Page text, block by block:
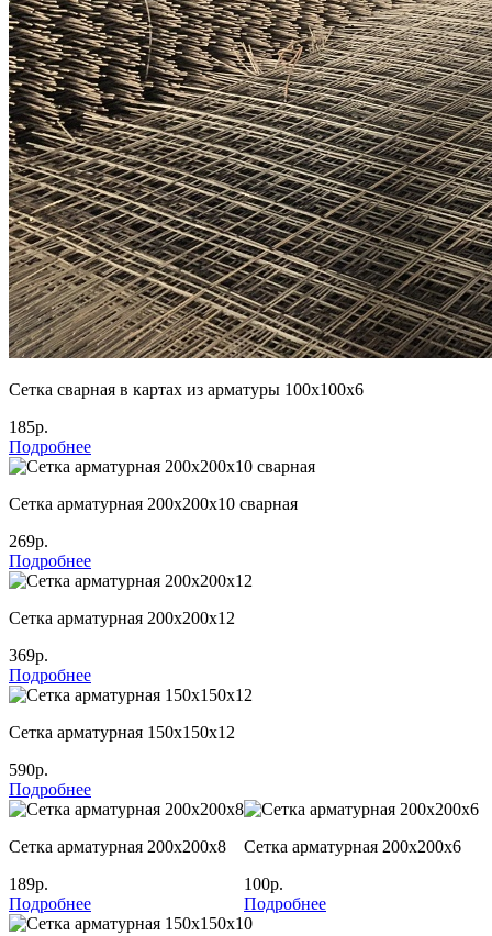
Сетка сварная в картах из арматуры 100х100х6
185р.
Подробнее
Сетка арматурная 200х200х10 сварная
269р.
Подробнее
Сетка арматурная 200х200х12
369р.
Подробнее
Сетка арматурная 150х150х12
590р.
Подробнее
Сетка арматурная 200х200х8
189р.
Подробнее
Сетка арматурная 200х200х6
100р.
Подробнее